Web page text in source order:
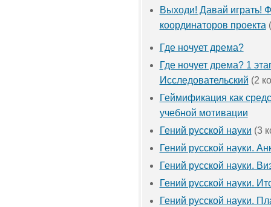
Выходи! Давай играть!
координаторов проекта
Где ночует дрема?
Где ночует дрема? 1
Исследовательский (2
Геймификация как
учебной мотивации
Гений русской науки (3
Гений русской науки.
Гений русской науки.
Гений русской науки.
Гений русской науки.